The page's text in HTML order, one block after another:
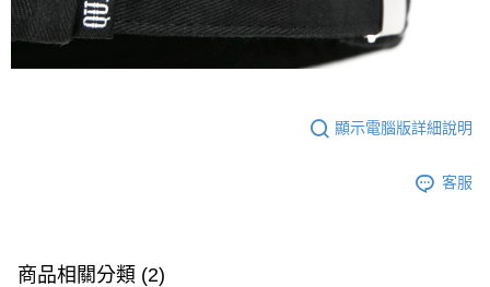
顯示電腦版詳細說明
客服
商品相關分類 (2)